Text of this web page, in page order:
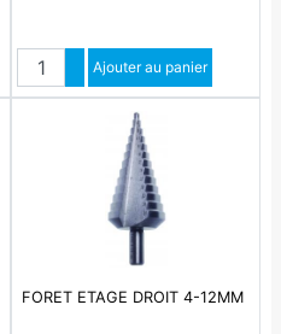
QuantitéAugmenter quantité
Diminuer quantité
Ajouter au panier
FORET ETAGE DROIT 4-12MM